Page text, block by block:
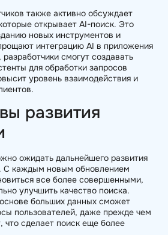
также активно обсуждает
открывает AI-поиск. Это
новых инструментов и
интеграцию AI в приложения
смогут создавать
для обработки запросов
уровень взаимодействия и
развития
ожидать дальнейшего развития
С каждым новым обновлением
все более совершенными,
улучшить качество поиска.
больших данных сможет
пользователей, даже прежде чем
сделает поиск еще более